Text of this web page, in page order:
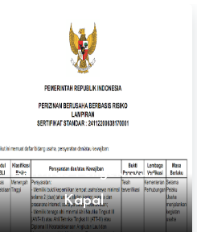
Lihat Semua
Sertifikat Standar
Aktivitas Pengelolaan
Kapal